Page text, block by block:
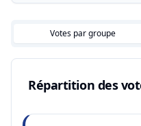
Votes par groupe
Répartition des